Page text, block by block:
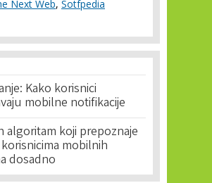
Next Web, Sotfpedia
Kako korisnici
mobilne notifikacije
algoritam koji prepoznaje
mobilnih
dosadno